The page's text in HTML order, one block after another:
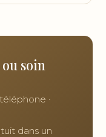
soin
·
dans un